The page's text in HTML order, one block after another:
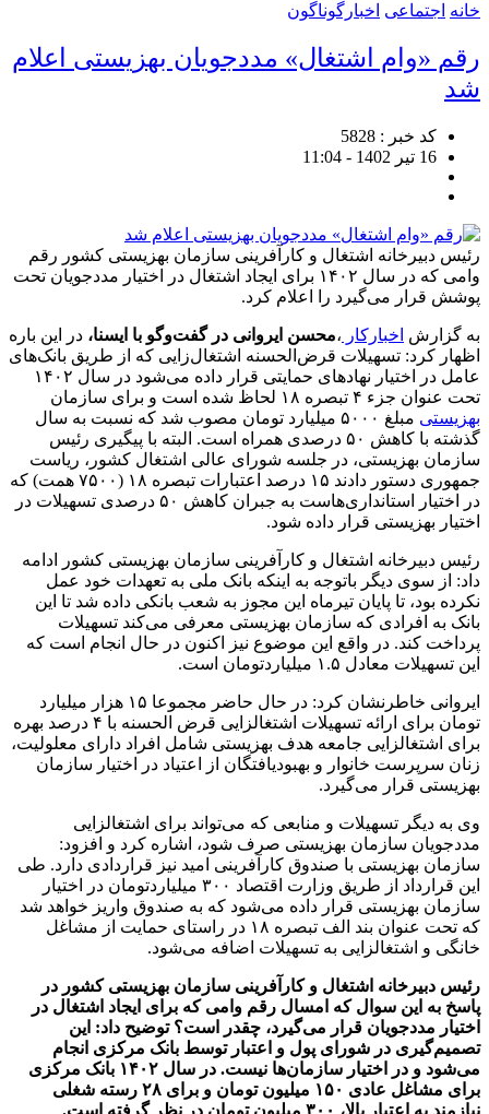
خانه اجتماعی اخبارگوناگون
رقم «وام اشتغال» مددجویان بهزیستی اعلام
شد
کد خبر : 5828
16 تیر 1402 - 11:04
رئیس دبیرخانه اشتغال و کارآفرینی سازمان بهزیستی کشور رقم
وامی که در سال ۱۴۰۲ برای ایجاد اشتغال در اختیار مددجویان تحت
پوشش قرار می‌گیرد را اعلام کرد.
به گزارش اخبارکار ،محسن ایروانی در گفت‌وگو با ایسنا، در این باره
اظهار کرد: تسهیلات قرض‌الحسنه اشتغال‌زایی که از طریق بانک‌های
عامل در اختیار نهادهای حمایتی قرار داده می‌شود در سال ۱۴۰۲
تحت عنوان جزء ۴ تبصره ۱۸ لحاظ شده است و برای سازمان
بهزیستی
مبلغ ۵۰۰۰ میلیارد تومان مصوب شد که نسبت به سال
گذشته با کاهش ۵۰ درصدی همراه است. البته با پیگیری رئیس
سازمان بهزیستی، در جلسه شورای عالی اشتغال کشور، ریاست
جمهوری دستور دادند ۱۵ درصد اعتبارات تبصره ۱۸ (۷۵۰۰ همت) که
در اختیار استانداری‌هاست به جبران کاهش ۵۰ درصدی تسهیلات در
اختیار بهزیستی قرار داده شود.
رئیس دبیرخانه اشتغال و کارآفرینی سازمان بهزیستی کشور ادامه
داد: از سوی دیگر باتوجه به اینکه بانک ملی به تعهدات خود عمل
نکرده بود، تا پایان تیرماه این مجوز به شعب بانکی داده شد تا این
بانک به افرادی که سازمان بهزیستی معرفی‌ می‌کند تسهیلات
پرداخت کند. در واقع این موضوع نیز اکنون در حال انجام است که
این تسهیلات معادل ۱.۵ میلیاردتومان است.
ایروانی خاطرنشان کرد: در حال حاضر مجموعا ۱۵ هزار میلیارد
تومان برای ارائه تسهیلات اشتغالزایی قرض الحسنه با ۴ درصد بهره
برای اشتغالزایی جامعه هدف بهزیستی شامل افراد دارای معلولیت،
زنان سرپرست خانوار و بهبودیافتگان از اعتیاد در اختیار سازمان
بهزیستی قرار می‌گیرد.
وی به دیگر تسهیلات و منابعی که می‌تواند برای اشتغالزایی
مددجویان سازمان بهزیستی صرف شود، اشاره کرد و افزود:
سازمان بهزیستی با صندوق کارآفرینی امید نیز قراردادی دارد. طی
این قرارداد از طریق وزارت اقتصاد ۳۰۰ میلیاردتومان در اختیار
سازمان بهزیستی قرار داده می‌شود که به صندوق واریز خواهد شد
که تحت عنوان بند الف تبصره ۱۸ در راستای حمایت از مشاغل
خانگی و اشتغالزایی به تسهیلات اضافه می‌شود.
رئیس دبیرخانه اشتغال و کارآفرینی سازمان بهزیستی کشور در
پاسخ به این سوال که امسال رقم وامی که برای ایجاد اشتغال در
اختیار مددجویان قرار می‌گیرد، چقدر است؟ توضیح داد: این
تصمیم‌گیری در شورای پول و اعتبار توسط بانک مرکزی انجام
می‌شود و در اختیار سازمان‌ها نیست. در سال ۱۴۰۲ بانک مرکزی
برای مشاغل عادی ۱۵۰ میلیون تومان و برای ۲۸ رسته شغلی
نیازمندِ به اعتبار بالا، ۳۰۰ میلیون تومان در نظر گرفته است.